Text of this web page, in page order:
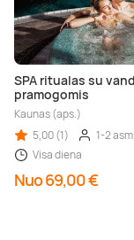
SPA ritualas su
pramogomis
Kaunas (aps.)
5,00 (1)
1-2 asm.
Visa diena
Nuo 69,00 €